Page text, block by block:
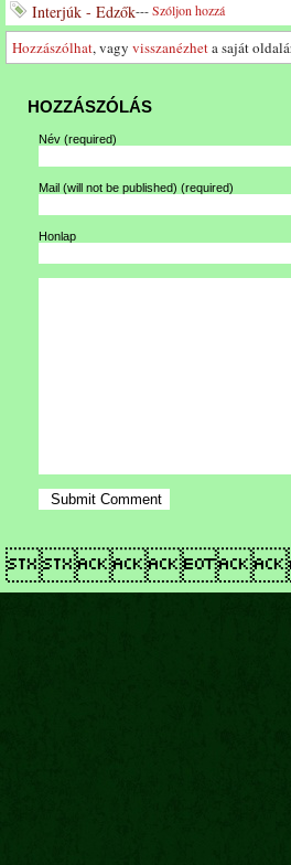
Interjúk - Edzők---Szóljon hozzá
Hozzászólhat, vagy visszanézheta saját
HOZZÁSZÓLÁS
Név (required)
Mail (will not be published) (required)
Honlap